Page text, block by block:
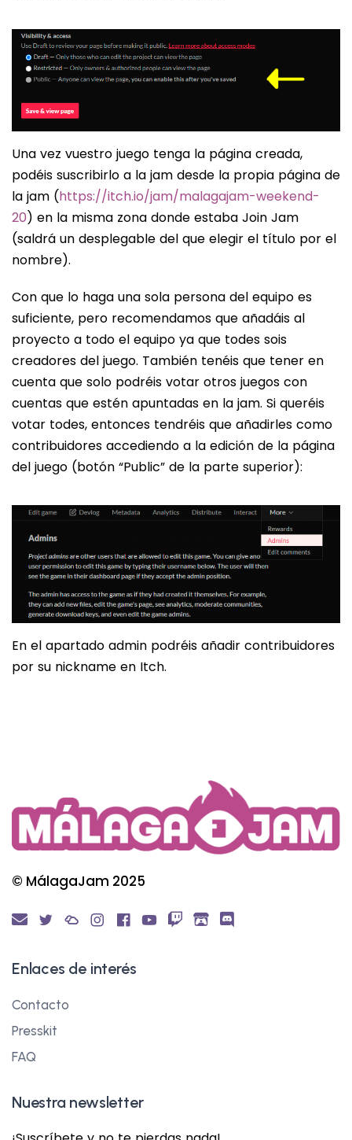
Una vez vuestro juego tenga la página creada,
podéis suscribirlo a la jam desde la propia página de
la jam (https://itch.io/jam/malagajam-weekend-
20) en la misma zona donde estaba Join Jam
(saldrá un desplegable del que elegir el título por el
nombre).
Con que lo haga una sola persona del equipo es
suficiente, pero recomendamos que añadáis al
proyecto a todo el equipo ya que todes sois
creadores del juego. También tenéis que tener en
cuenta que solo podréis votar otros juegos con
cuentas que estén apuntadas en la jam. Si queréis
votar todes, entonces tendréis que añadirles como
contribuidores accediendo a la edición de la página
del juego (botón “Public” de la parte superior):
En el apartado admin podréis añadir contribuidores
por su nickname en Itch.
© MálagaJam 2025
Enlaces de interés
Contacto
Presskit
FAQ
Nuestra newsletter